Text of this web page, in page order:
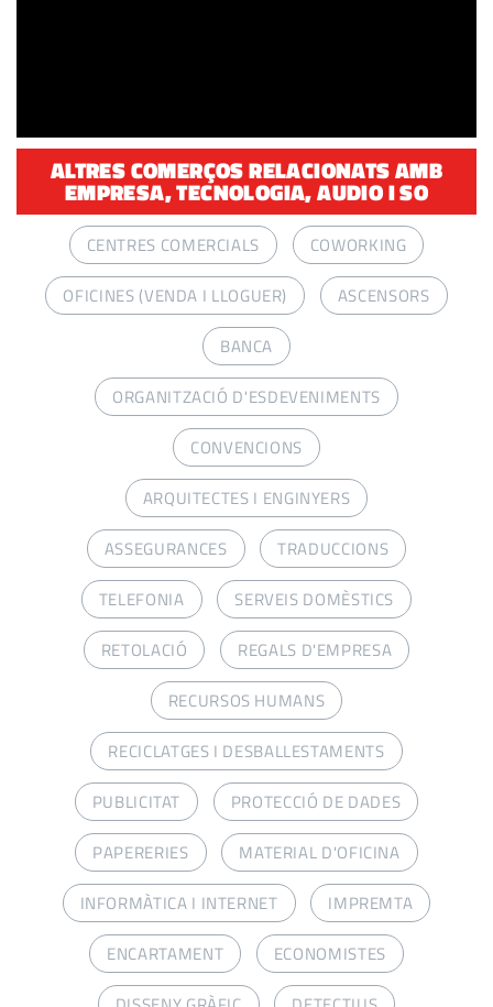
ALTRES COMERÇOS RELACIONATS AMB
EMPRESA, TECNOLOGIA, AUDIO I SO
CENTRES COMERCIALS
COWORKING
OFICINES (VENDA I LLOGUER)
ASCENSORS
BANCA
ORGANITZACIÓ D'ESDEVENIMENTS
CONVENCIONS
ARQUITECTES I ENGINYERS
ASSEGURANCES
TRADUCCIONS
TELEFONIA
SERVEIS DOMÈSTICS
RETOLACIÓ
REGALS D'EMPRESA
RECURSOS HUMANS
RECICLATGES I DESBALLESTAMENTS
PUBLICITAT
PROTECCIÓ DE DADES
PAPERERIES
MATERIAL D'OFICINA
INFORMÀTICA I INTERNET
IMPREMTA
ENCARTAMENT
ECONOMISTES